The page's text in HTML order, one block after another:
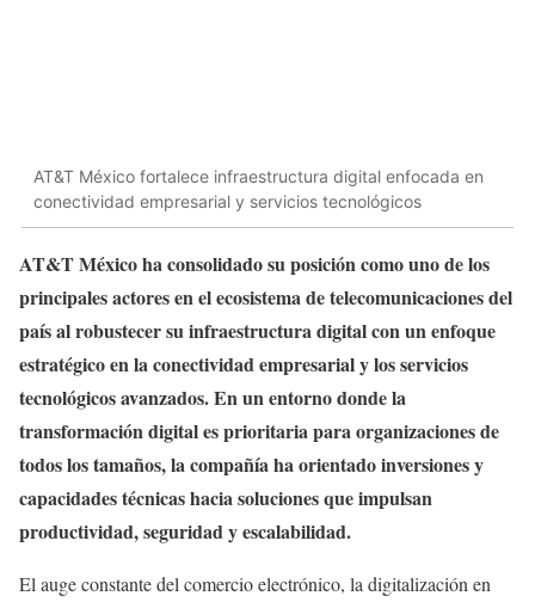
AT&T México fortalece infraestructura digital enfocada en
conectividad empresarial y servicios tecnológicos
AT&T México ha consolidado su posición como uno de los
principales actores en el ecosistema de telecomunicaciones del
país al robustecer su infraestructura digital con un enfoque
estratégico en la conectividad empresarial y los servicios
tecnológicos avanzados. En un entorno donde la
transformación digital es prioritaria para organizaciones de
todos los tamaños, la compañía ha orientado inversiones y
capacidades técnicas hacia soluciones que impulsan
productividad, seguridad y escalabilidad.
El auge constante del comercio electrónico, la digitalización en